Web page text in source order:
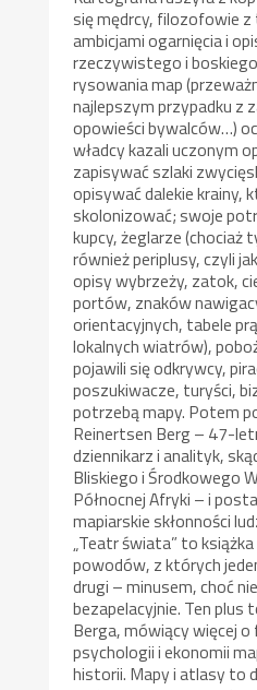
się mędrcy, filozofowie
ambicjami ogarnięcia i
rzeczywistego i
rysowania map
najlepszym przypadku z
opowieści bywalców…)
władcy kazali uczonym
zapisywać szlaki
opisywać dalekie krainy,
skolonizować; swoje
kupcy, żeglarze (chociaż
również periplusy, czyli
opisy wybrzeży, zatok,
portów, znaków
orientacyjnych, tabele
lokalnych wiatrów),
pojawili się odkrywcy,
poszukiwacze, turyści,
potrzebą mapy. Potem
Reinertsen Berg – 47-
dziennikarz i analityk,
Bliskiego i Środkowego
Północnej Afryki – i
mapiarskie skłonności
„Teatr świata” to
powodów, z których
drugi – minusem, choć
bezapelacyjnie. Ten
Berga, mówiący więcej
psychologii i ekonomii
historii. Mapy i atlasy to